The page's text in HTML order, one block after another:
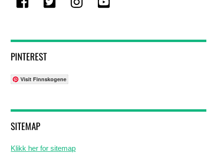
PINTEREST
Visit Finnskogene
SITEMAP
Klikk her for sitemap